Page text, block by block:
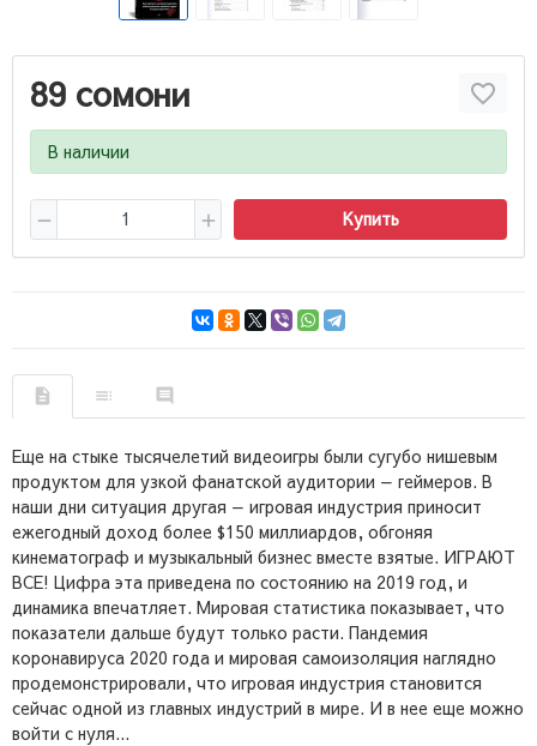
89 сомони
В наличии
Купить
Еще на стыке тысячелетий видеоигры были сугубо нишевым
продуктом для узкой фанатской аудитории — геймеров. В
наши дни ситуация другая — игровая индустрия приносит
ежегодный доход более $150 миллиардов, обгоняя
кинематограф и музыкальный бизнес вместе взятые. ИГРАЮТ
ВСЕ! Цифра эта приведена по состоянию на 2019 год, и
динамика впечатляет. Мировая статистика показывает, что
показатели дальше будут только расти. Пандемия
коронавируса 2020 года и мировая самоизоляция наглядно
продемонстрировали, что игровая индустрия становится
сейчас одной из главных индустрий в мире. И в нее еще можно
войти с нуля...